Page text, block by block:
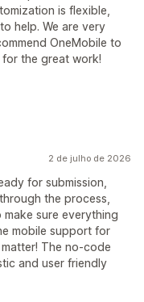
is flexible,
help. We are very
OneMobile to
the great work!
2 de julho de 2026
for submission,
the process,
sure everything
mobile support for
The no-code
and user friendly